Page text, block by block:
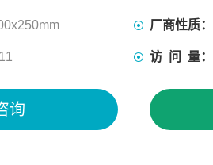
厂商性质：
访 问 量：
询